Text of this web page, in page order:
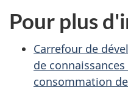
Pour plus
Carrefour de
de
consommation